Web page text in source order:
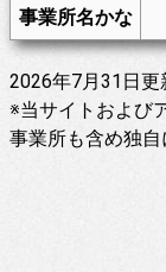
事業所名かな
2026年7月31日更
※当サイトおよび
事業所も含め独自